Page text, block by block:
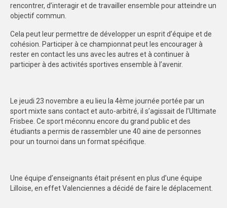
PHOTOTHÈQUE
LILLE
VIDÉOTHÈQUE
AFFICHES
PALMARÈS
rencontrer, d’interagir et de travailler ensemble pour atteindre un
objectif commun.
Cela peut leur permettre de développer un esprit d’équipe et de
cohésion. Participer à ce championnat peut les encourager à
rester en contact les uns avec les autres et à continuer à
participer à des activités sportives ensemble à l’avenir.
Le jeudi 23 novembre a eu lieu la 4ème journée portée par un
sport mixte sans contact et auto-arbitré, il s’agissait de l’Ultimate
Frisbee. Ce sport méconnu encore du grand public et des
étudiants a permis de rassembler une 40 aine de personnes
pour un tournoi dans un format spécifique.
Une équipe d’enseignants était présent en plus d’une équipe
Lilloise, en effet Valenciennes a décidé de faire le déplacement.